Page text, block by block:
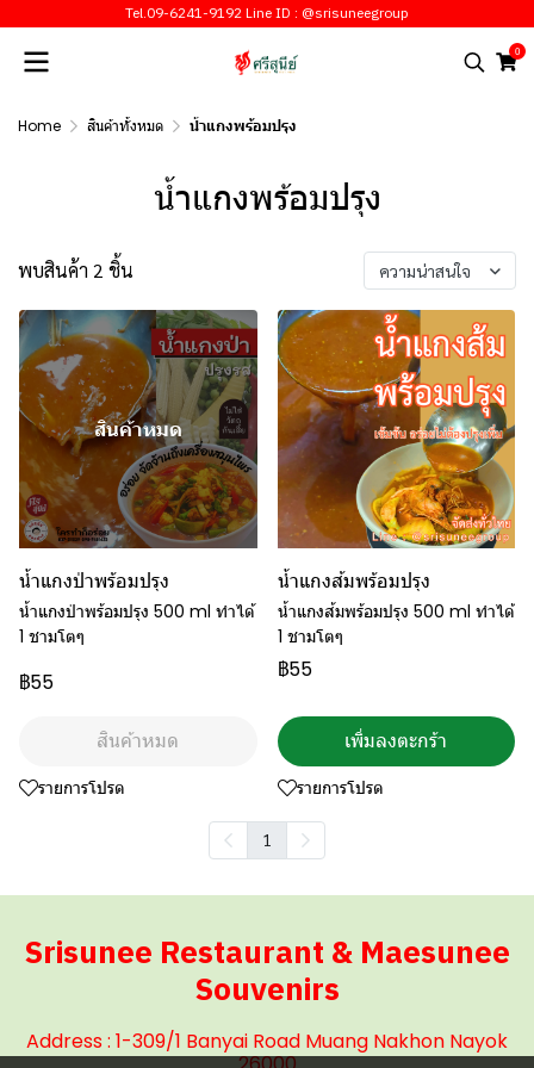
Tel.09-6241-9192 Line ID : @srisuneegroup
0
Home สินค้าทั้งหมด น้ำแกงพร้อมปรุง
น้ำแกงพร้อมปรุง
พบสินค้า 2 ชิ้น ความน่าสนใจ
สินค้าหมด
น้ำแกงป่าพร้อมปรุง
น้ำแกงป่าพร้อมปรุง 500 ml ทำได้
1 ชามโตๆ
฿55
สินค้าหมด
รายการโปรด
น้ำแกงส้มพร้อมปรุง
น้ำแกงส้มพร้อมปรุง 500 ml ทำได้
1 ชามโตๆ
฿55
เพิ่มลงตะกร้า
รายการโปรด
1
Srisunee Restaurant & Maesunee
Souvenirs
Address : 1-309/1 Banyai Road Muang Nakhon Nayok